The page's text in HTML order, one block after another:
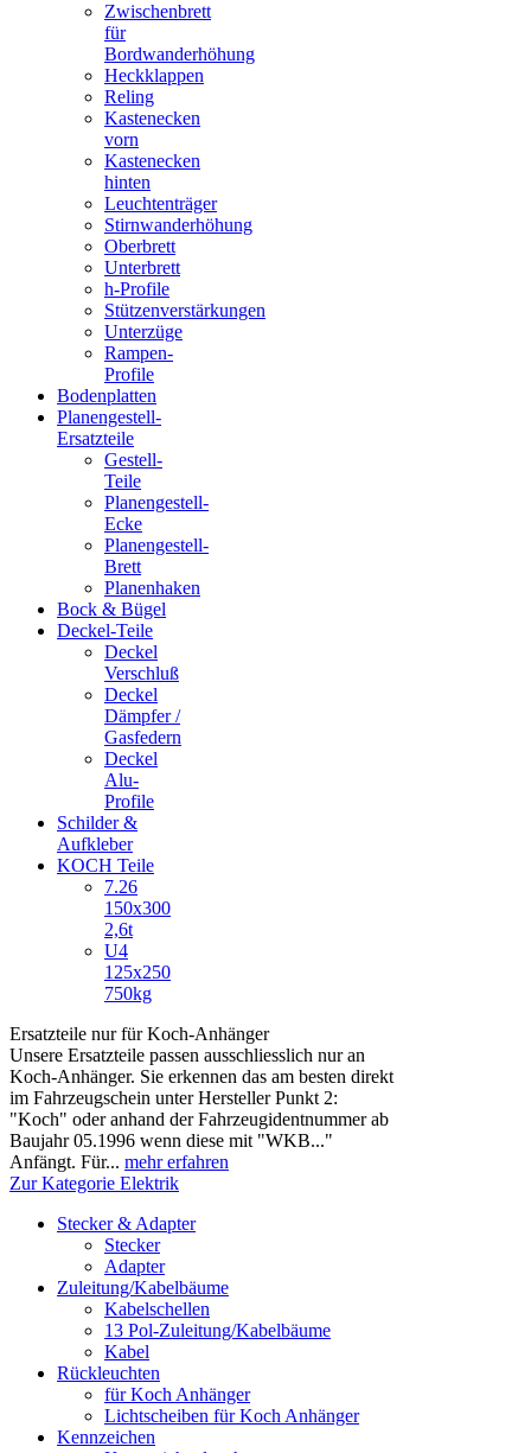
Zwischenbrett
für
Bordwanderhöhung
Heckklappen
Reling
Kastenecken
vorn
Kastenecken
hinten
Leuchtenträger
Stirnwanderhöhung
Oberbrett
Unterbrett
h-Profile
Stützenverstärkungen
Unterzüge
Rampen-
Profile
Bodenplatten
Planengestell-
Ersatzteile
Gestell-
Teile
Planengestell-
Ecke
Planengestell-
Brett
Planenhaken
Bock & Bügel
Deckel-Teile
Deckel
Verschluß
Deckel
Dämpfer /
Gasfedern
Deckel
Alu-
Profile
Schilder &
Aufkleber
KOCH Teile
7.26
150x300
2,6t
U4
125x250
750kg
Ersatzteile nur für Koch-Anhänger
Unsere Ersatzteile passen ausschliesslich nur an
Koch-Anhänger. Sie erkennen das am besten direkt
im Fahrzeugschein unter Hersteller Punkt 2:
"Koch" oder anhand der Fahrzeugidentnummer ab
Baujahr 05.1996 wenn diese mit "WKB..."
Anfängt. Für... mehr erfahren
Zur Kategorie Elektrik
Stecker & Adapter
Stecker
Adapter
Zuleitung/Kabelbäume
Kabelschellen
13 Pol-Zuleitung/Kabelbäume
Kabel
Rückleuchten
für Koch Anhänger
Lichtscheiben für Koch Anhänger
Kennzeichen